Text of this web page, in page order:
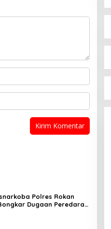
Polres Rokan
Dugaan Peredaran